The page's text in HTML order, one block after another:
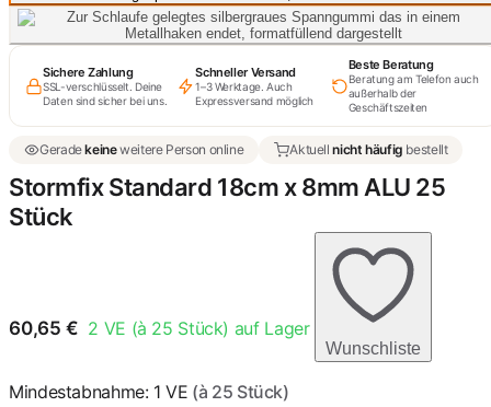
Stormfix Standard 20cm x
8mm ALU 25 Stück
60,65 €
Stormfix ALU 22cm Ø
8mm - 25 Stück
62,16 €
Sichere Zahlung
SSL-verschlüsselt. Deine
Daten sind sicher bei uns.
Schneller Versand
1–3 Werktage. Auch
Expressversand möglich
Beste Beratung
Beratung am Telefon auch
außerhalb der
Geschäftszeiten
Geradekeineweitere Person online Aktuellnicht häufig bestellt
Stormfix Standard 18cm x 8mm ALU 25
Stück
60,65 € 2 VE (à 25 Stück) auf Lager
Wunschliste
Mindestabnahme: 1 VE (à 25 Stück)